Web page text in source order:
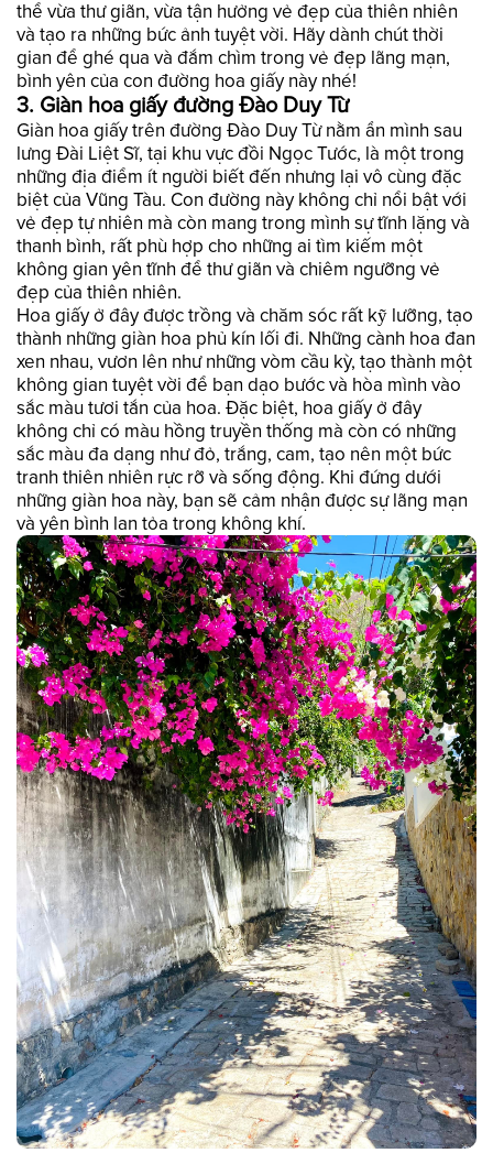
thể vừa thư giãn, vừa tận hưởng vẻ đẹp của thiên nhiên
và tạo ra những bức ảnh tuyệt vời. Hãy dành chút thời
gian để ghé qua và đắm chìm trong vẻ đẹp lãng mạn,
bình yên của con đường hoa giấy này nhé!
3. Giàn hoa giấy đường Đào Duy Từ
Giàn hoa giấy trên đường Đào Duy Từ nằm ẩn mình sau
lưng Đài Liệt Sĩ, tại khu vực đồi Ngọc Tước, là một trong
những địa điểm ít người biết đến nhưng lại vô cùng đặc
biệt của Vũng Tàu. Con đường này không chỉ nổi bật với
vẻ đẹp tự nhiên mà còn mang trong mình sự tĩnh lặng và
thanh bình, rất phù hợp cho những ai tìm kiếm một
không gian yên tĩnh để thư giãn và chiêm ngưỡng vẻ
đẹp của thiên nhiên.
Hoa giấy ở đây được trồng và chăm sóc rất kỹ lưỡng, tạo
thành những giàn hoa phủ kín lối đi. Những cành hoa đan
xen nhau, vươn lên như những vòm cầu kỳ, tạo thành một
không gian tuyệt vời để bạn dạo bước và hòa mình vào
sắc màu tươi tắn của hoa. Đặc biệt, hoa giấy ở đây
không chỉ có màu hồng truyền thống mà còn có những
sắc màu đa dạng như đỏ, trắng, cam, tạo nên một bức
tranh thiên nhiên rực rỡ và sống động. Khi đứng dưới
những giàn hoa này, bạn sẽ cảm nhận được sự lãng mạn
và yên bình lan tỏa trong không khí.